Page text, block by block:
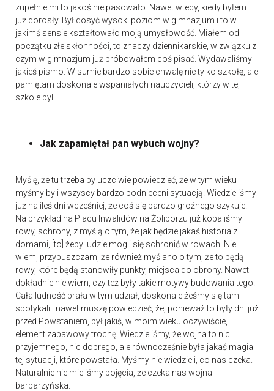
zupełnie mi to jakoś nie pasowało. Nawet wtedy, kiedy byłem
już dorosły. Był dosyć wysoki poziom w gimnazjum i to w
jakimś sensie kształtowało moją umysłowość. Miałem od
początku złe skłonności, to znaczy dziennikarskie, w związku z
czym w gimnazjum już próbowałem coś pisać. Wydawaliśmy
jakieś pismo. W sumie bardzo sobie chwalę nie tylko szkołę, ale
pamiętam doskonale wspaniałych nauczycieli, którzy w tej
szkole byli.
Jak zapamiętał pan wybuch wojny?
Myślę, że tu trzeba by uczciwie powiedzieć, że w tym wieku
myśmy byli wszyscy bardzo podnieceni sytuacją. Wiedzieliśmy
już na ileś dni wcześniej, że coś się bardzo groźnego szykuje.
Na przykład na Placu Inwalidów na Żoliborzu już kopaliśmy
rowy, schrony, z myślą o tym, że jak będzie jakaś historia z
domami, [to] żeby ludzie mogli się schronić w rowach. Nie
wiem, przypuszczam, że również myślano o tym, że to będą
rowy, które będą stanowiły punkty, miejsca do obrony. Nawet
dokładnie nie wiem, czy też były takie motywy budowania tego.
Cała ludność brała w tym udział, doskonale żeśmy się tam
spotykali i nawet muszę powiedzieć, że, ponieważ to były dni już
przed Powstaniem, był jakiś, w moim wieku oczywiście,
element zabawowy trochę. Wiedzieliśmy, że wojna to nic
przyjemnego, nic dobrego, ale równocześnie była jakaś magia
tej sytuacji, które powstała. Myśmy nie wiedzieli, co nas czeka.
Naturalnie nie mieliśmy pojęcia, że czeka nas wojna
barbarzyńska.